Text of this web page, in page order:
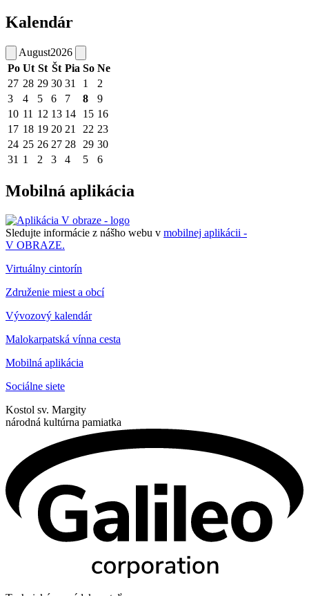
Kalendár
August2026
Po Ut St Št Pia So Ne
27 28 29 30 31 1
2
3
4 5 6 7 8
9
10 11 12 13 14 15 16
17 18 19 20 21 22 23
24 25 26 27 28 29 30
31 1 2 3 4 5 6
Mobilná aplikácia
Sledujte informácie z nášho webu v mobilnej aplikácii -
V OBRAZE.
Virtuálny cintorín
Združenie miest a obcí
Vývozový kalendár
Malokarpatská vínna cesta
Mobilná aplikácia
Sociálne siete
Kostol sv. Margity
národná kultúrna pamiatka